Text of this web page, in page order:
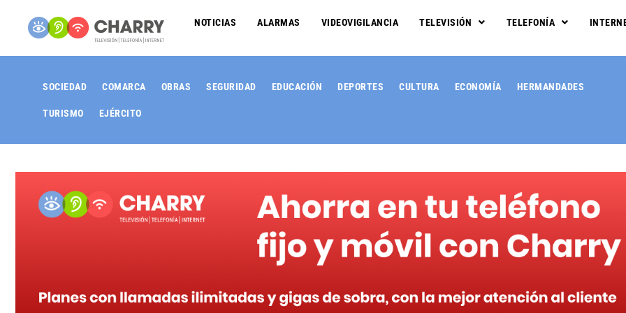
NOTICIAS ALARMAS VIDEOVIGILANCIA TELEVISIÓN TELEFONÍA
SOCIEDAD COMARCA OBRAS SEGURIDAD EDUCACIÓN DEPORTES CULTURA ECONOMÍA HERMANDADES
TURISMO EJÉRCITO